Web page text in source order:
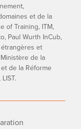
et de la
of Training, ITM,
Paul Wurth InCub,
et
de la
de la Réforme